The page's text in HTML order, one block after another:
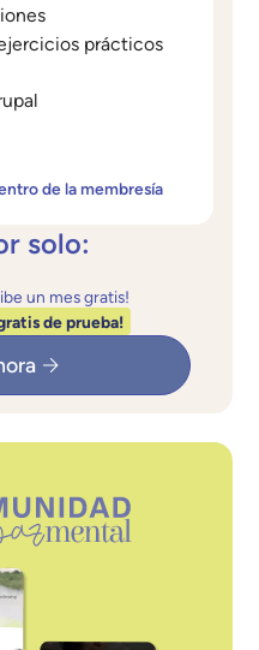
prácticos
de la membresía
solo:
un mes gratis!
de prueba!